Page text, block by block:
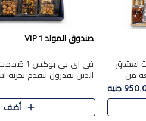
لعشاق
حيث تضم 42 قطعة من
جنيه
صندوق المولد VIP 1
في اي بي
الذين يقدرون لتقدم تجربة
تجمع بين أفخر حلويات
تشكيلة مختارة من الأصناف
أضف